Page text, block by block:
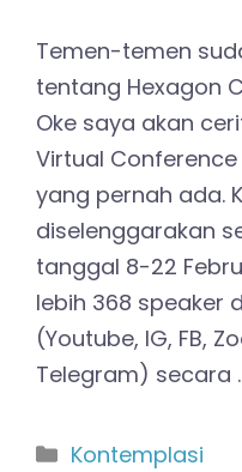
Temen-temen
tentang Hexagon
Oke saya akan
Virtual
yang pernah ada.
diselenggarakan
tanggal 8-22
lebih 368 speaker
(Youtube, IG, FB,
Telegram) secara
Kategori
Kontemplasi